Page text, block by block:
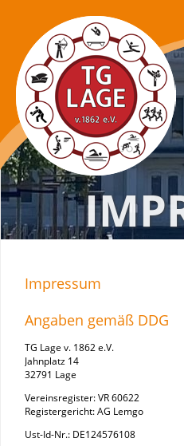
Impressum
Angaben gemäß DDG
TG Lage v. 1862 e.V.
Jahnplatz 14
32791 Lage
Vereinsregister: VR 60622
Registergericht: AG Lemgo
Ust-Id-Nr.: DE124576108